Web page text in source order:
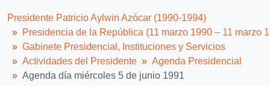
Presidente Patricio Aylwin Azócar (1990-1994)
Presidencia de la República (11 marzo 1990 – 11 marzo
Gabinete Presidencial, Instituciones y Servicios
Actividades del Presidente
Agenda Presidencial
Agenda día miércoles 5 de junio 1991